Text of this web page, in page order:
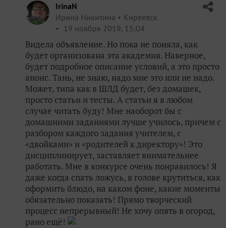
IrinaN
Ирина Никитина
Киреевск
19 ноября 2019, 15:04
Видела объявление. Но пока не поняла, как
будет организована эта академия. Наверное,
будет подробное описание условий, а это просто
анонс. Тань, не знаю, надо мне это или не надо.
Может, типа как в ШЛД будет, без домашек,
просто статьи и тесты. А статьи я в любом
случае читать буду! Мне наоборот бы с
домашними заданиями лучше училось, причем с
разбором каждого задания учителем, с
«двойками» и «родителей к директору»! Это
дисциплинирует, заставляет внимательнее
работать. Мне в конкурсе очень понравилось! Я
даже когда спать ложусь, в голове крутиться, как
оформить блюдо, на каком фоне, какие моменты
обязательно показать! Прямо творческий
процесс непрерывный! Не хочу опять в огород,
рано ещё!